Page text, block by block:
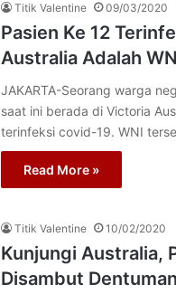
Titik Valentine 09/03/2020
Pasien Ke 12
Australia Adalah
JAKARTA-Seorang warga
saat ini berada di Victoria
terinfeksi covid-19. WNI
Read More »
Titik Valentine 10/02/2020
Kunjungi Australia,
Disambut